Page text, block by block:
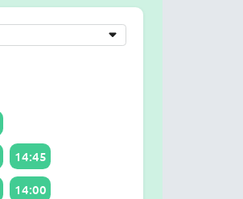
14:45
14:00